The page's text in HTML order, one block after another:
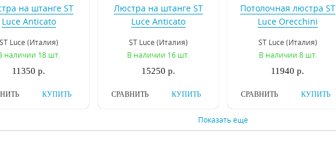
на штанге ST
Luce Anticato
Luce (Италия)
наличии 18 шт.
11350 р.
КУПИТЬ
Люстра на штанге ST
Luce Anticato
ST Luce (Италия)
В наличии 16 шт.
15250 р.
КУПИТЬ
СРАВНИТЬ
Потолочная люстра ST
Luce Orecchini
ST Luce (Италия)
В наличии 8 шт.
11940 р.
КУПИТЬ
СРАВНИТЬ
Показать еще